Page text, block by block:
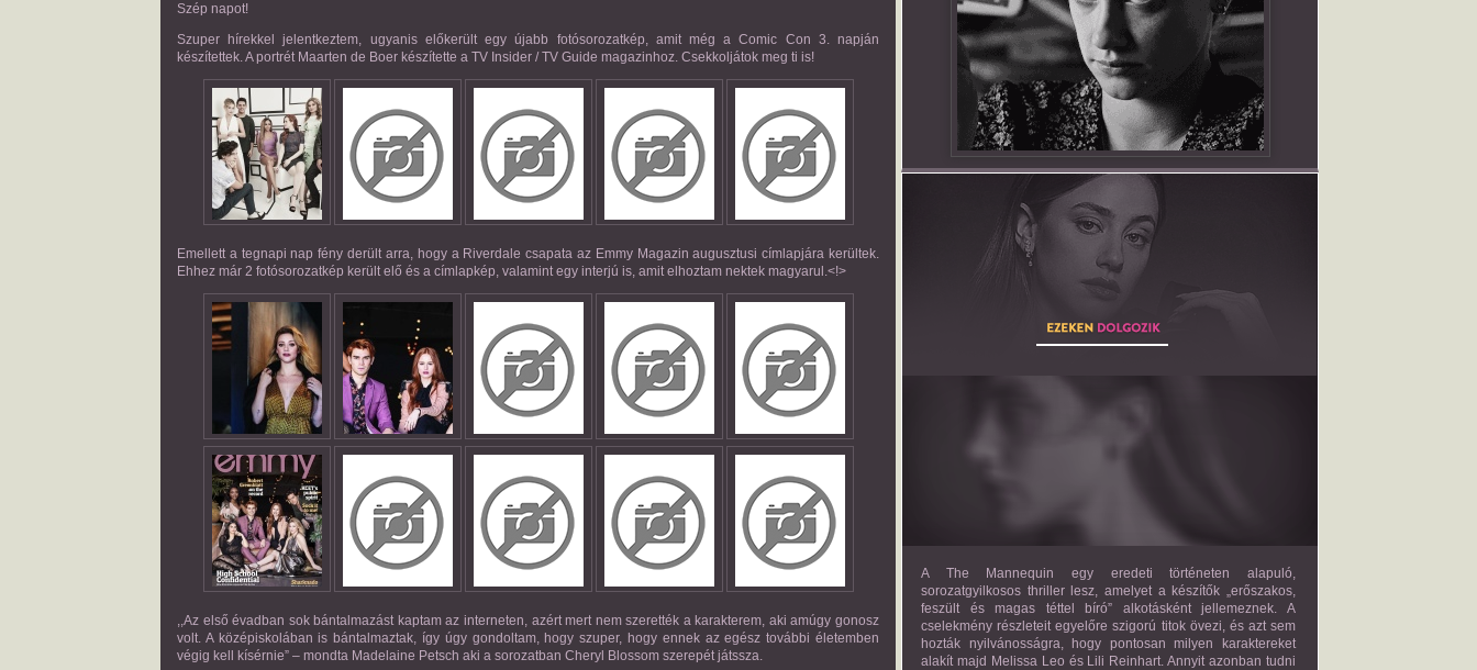
THE MANNEQUIN
A The Mannequin egy eredeti történeten alapuló,
sorozatgyilkosos thriller lesz, amelyet a készítők „erőszakos,
feszült és magas téttel bíró” alkotásként jellemeznek. A
cselekmény részleteit egyelőre szigorú titok övezi, és azt sem
hozták nyilvánosságra, hogy pontosan milyen karaktereket
alakít majd Melissa Leo és Lili Reinhart. Annyit azonban tudni
Szép napot!
Szuper hírekkel jelentkeztem, ugyanis előkerült egy újabb fotósorozatkép, amit még a Comic Con 3. napján
készítettek. A portrét Maarten de Boer készítette a TV Insider / TV Guide magazinhoz. Csekkoljátok meg ti is!
Emellett a tegnapi nap fény derült arra, hogy a Riverdale csapata az Emmy Magazin augusztusi címlapjára kerültek.
Ehhez már 2 fotósorozatkép került elő és a címlapkép, valamint egy interjú is, amit elhoztam nektek magyarul.<!>
,,Az első évadban sok bántalmazást kaptam az interneten, azért mert nem szerették a karakterem, aki amúgy gonosz
volt. A középiskolában is bántalmaztak, így úgy gondoltam, hogy szuper, hogy ennek az egész további életemben
végig kell kísérnie” – mondta Madelaine Petsch aki a sorozatban Cheryl Blossom szerepét játssza.